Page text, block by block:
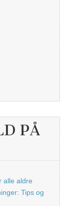
PÅ
alle aldre
Tips og